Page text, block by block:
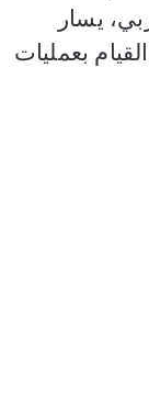
يسار
بعمليات